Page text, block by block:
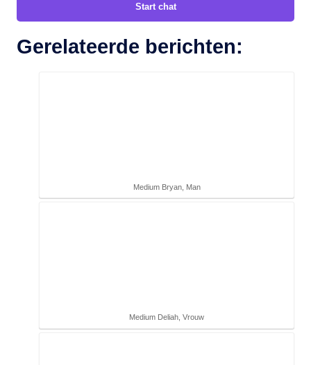
Start chat
Gerelateerde berichten:
Medium Bryan, Man
Medium Deliah, Vrouw